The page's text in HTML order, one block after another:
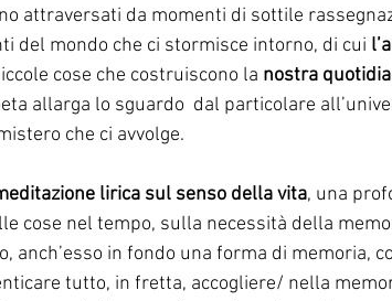
attraversati da momenti di sottile
del mondo che ci stormisce intorno, di cui
cose che costruiscono la nostra
allarga lo sguardo  dal particolare
che ci avvolge.
lirica sul senso della vita, una
cose nel tempo, sulla necessità della
anch’esso in fondo una forma di memoria,
tutto, in fretta, accogliere/ nella